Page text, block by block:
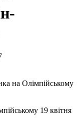
19 квітня